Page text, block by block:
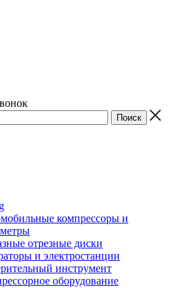
компрессоры и
отрезные диски
и электростанции
инструмент
оборудование